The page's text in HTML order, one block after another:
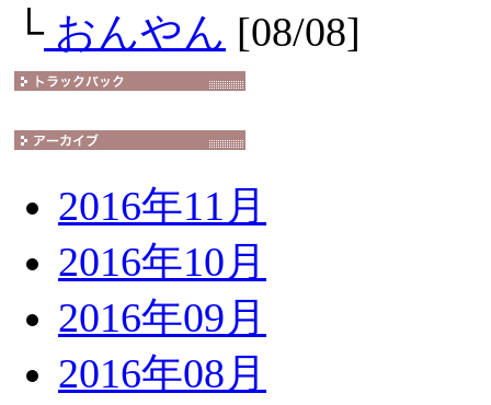
└おんやん [08/08]
2016年11月
2016年10月
2016年09月
2016年08月